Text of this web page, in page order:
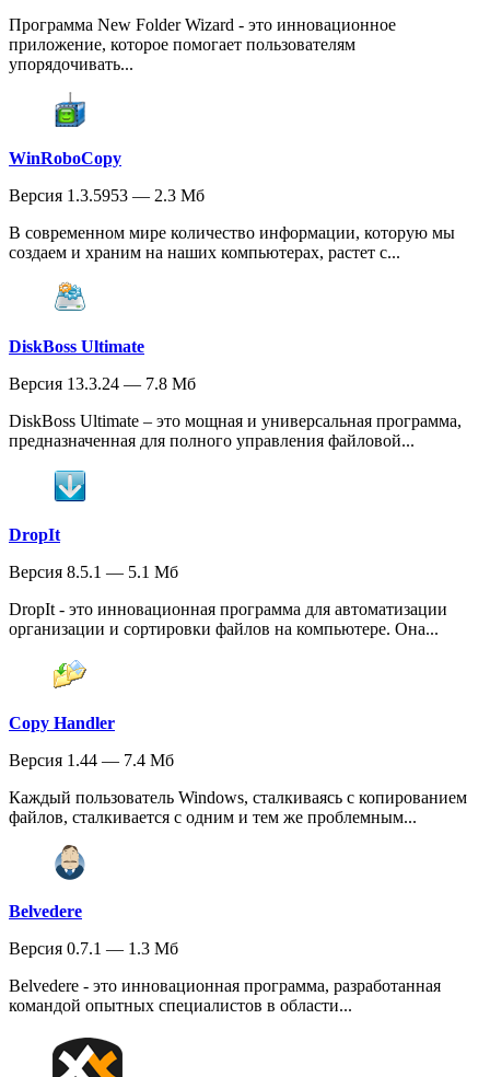
Программа New Folder Wizard - это инновационное
приложение, которое помогает пользователям
упорядочивать...
WinRoboCopy
Версия 1.3.5953 — 2.3 Мб
В современном мире количество информации, которую мы
создаем и храним на наших компьютерах, растет с...
DiskBoss Ultimate
Версия 13.3.24 — 7.8 Мб
DiskBoss Ultimate – это мощная и универсальная программа,
предназначенная для полного управления файловой...
DropIt
Версия 8.5.1 — 5.1 Мб
DropIt - это инновационная программа для автоматизации
организации и сортировки файлов на компьютере. Она...
Copy Handler
Версия 1.44 — 7.4 Мб
Каждый пользователь Windows, сталкиваясь с копированием
файлов, сталкивается с одним и тем же проблемным...
Belvedere
Версия 0.7.1 — 1.3 Мб
Belvedere - это инновационная программа, разработанная
командой опытных специалистов в области...